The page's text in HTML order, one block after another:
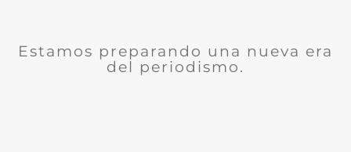
Estamos preparando una nueva era
del periodismo.